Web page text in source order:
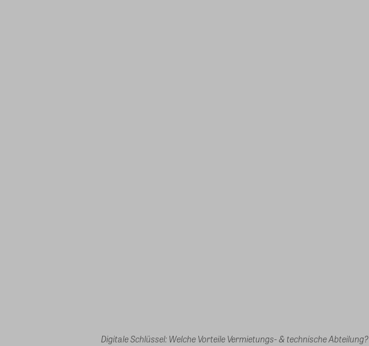
Digitale Schlüssel: Welche Vorteile Vermietungs- & technische Abteilung?